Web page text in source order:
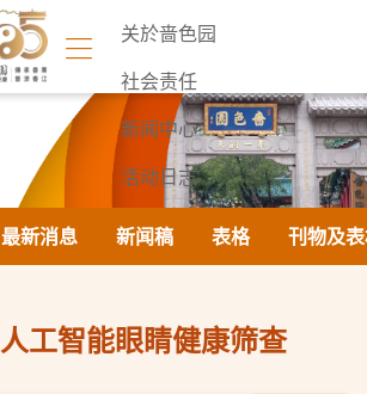
关於啬色园
社会责任
新闻中心
活动日志
联络我们
最新消息 新闻稿 表格 刊物及
人工智能眼睛健康筛查